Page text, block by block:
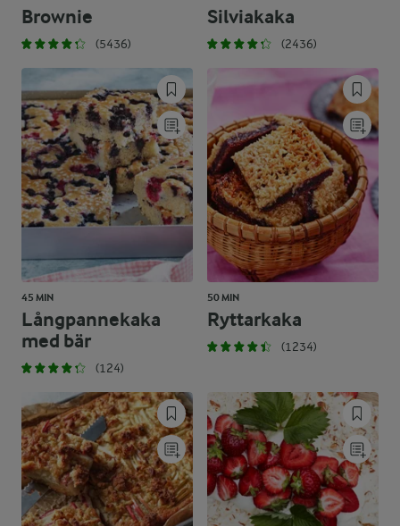
Brownie
(5436)
Silviakaka
(2436)
45 MIN
Långpannekaka
med bär
(124)
50 MIN
Ryttarkaka
(1234)